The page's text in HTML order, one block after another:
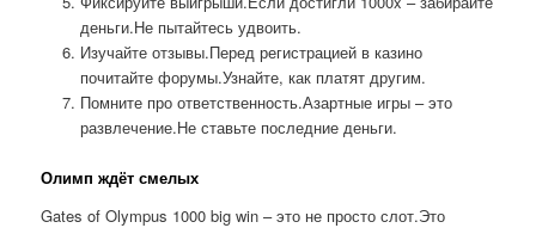
деньги.Не пытайтесь удвоить.
Изучайте отзывы.Перед регистрацией в казино
почитайте форумы.Узнайте, как платят другим.
Помните про ответственность.Азартные игры – это
развлечение.Не ставьте последние деньги.
Олимп ждёт смелых
Gates of Olympus 1000 big win – это не просто слот.Это